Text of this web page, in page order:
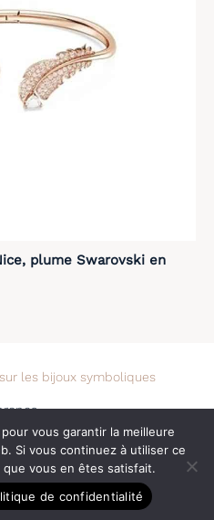
plume Swarovski en
les bijoux symboliques
légales
confidentialité
vous garantir la meilleure
Si vous continuez à utiliser ce
vous en êtes satisfait.
de confidentialité